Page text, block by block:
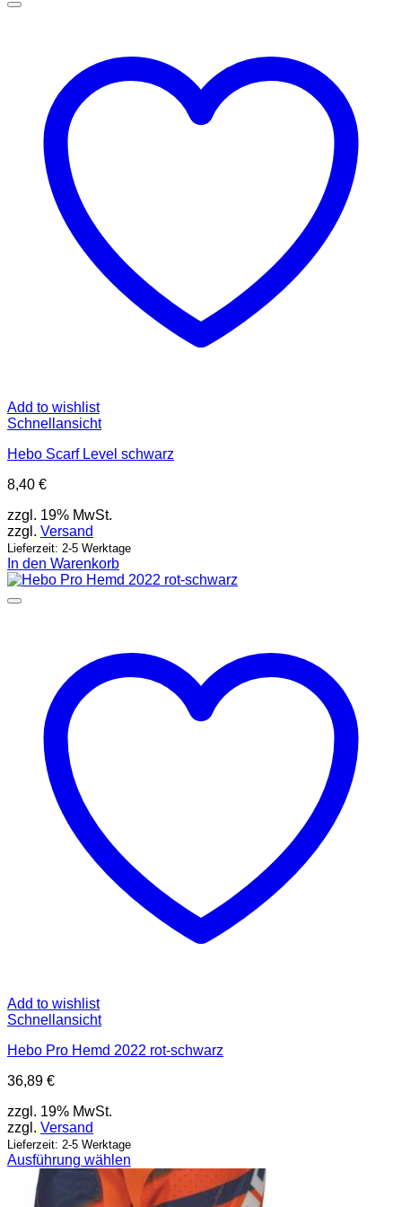
Add to wishlist
Schnellansicht
Hebo Scarf Level schwarz
8,40 €
zzgl. 19% MwSt.
zzgl. Versand
Lieferzeit: 2-5 Werktage
In den Warenkorb
Add to wishlist
Schnellansicht
Hebo Pro Hemd 2022 rot-schwarz
36,89 €
zzgl. 19% MwSt.
zzgl. Versand
Lieferzeit: 2-5 Werktage
Ausführung wählen
Dieses
Produkt